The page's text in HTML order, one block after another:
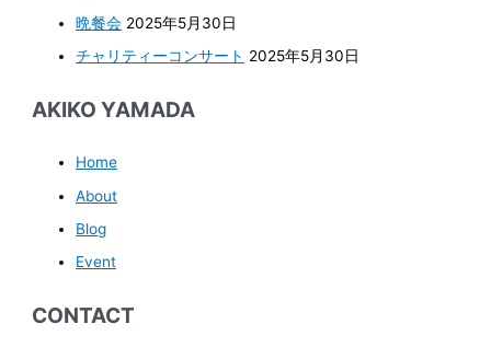
晩餐会 2025年5月30日
チャリティーコンサート 2025年5月30日
AKIKO YAMADA
Home
About
Blog
Event
CONTACT